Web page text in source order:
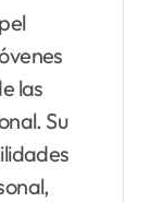
las
Su